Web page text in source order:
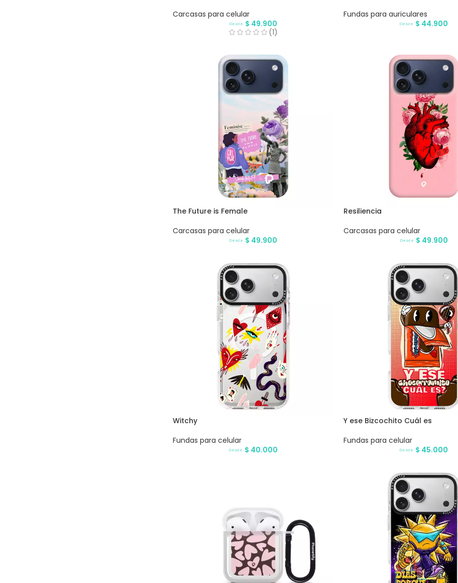
Carcasas para celular
Desde $ 49.900
(1)
Fundas para auriculares
Desde $ 44.900
The Future is Female
Carcasas para celular
Desde $ 49.900
Resiliencia
Carcasas para celular
Desde $ 49.900
Witchy
Fundas para celular
Desde $ 40.000
Y ese Bizcochito Cuál es
Fundas para celular
Desde $ 45.000